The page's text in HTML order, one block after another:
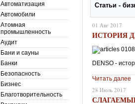
Статьи -
01 Авг 2017
ИСТОРИЯ
DENSO -
Читать далее
28 Июль 2017
Автоматизация
Автомобили
Атомная
промышленность
Аудит
Бани и сауны
Банки
Безопасность
Бизнес
Благотворительность